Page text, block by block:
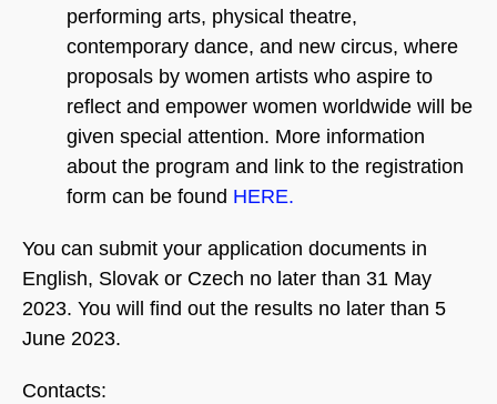
performing arts, physical theatre,
contemporary dance, and new circus, where
proposals by women artists who aspire to
reflect and empower women worldwide will be
given special attention. More information
about the program and link to the registration
form can be found HERE.
You can submit your application documents in
English, Slovak or Czech no later than 31 May
2023. You will find out the results no later than 5
June 2023.
Contacts: